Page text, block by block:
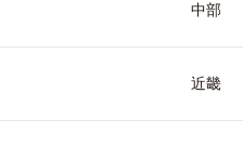
中部
近畿